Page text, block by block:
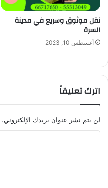
نقل موثوق وسريع في مدينة
السرة
أغسطس 10, 2023
اترك تعليقاً
لن يتم نشر عنوان بريدك الإلكتروني.